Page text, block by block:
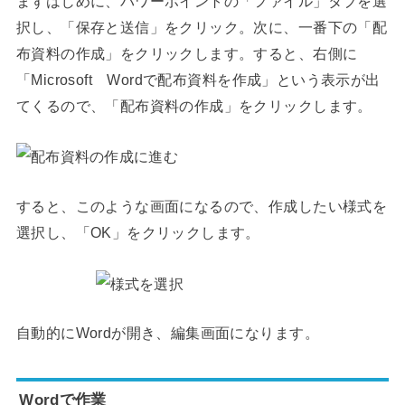
択し、「保存と送信」をクリック。次に、一番下の「配
布資料の作成」をクリックします。すると、右側に
「Microsoft Wordで配布資料を作成」という表示が出
てくるので、「配布資料の作成」をクリックします。
すると、このような画面になるので、作成したい様式を
選択し、「OK」をクリックします。
自動的にWordが開き、編集画面になります。
Wordで作業